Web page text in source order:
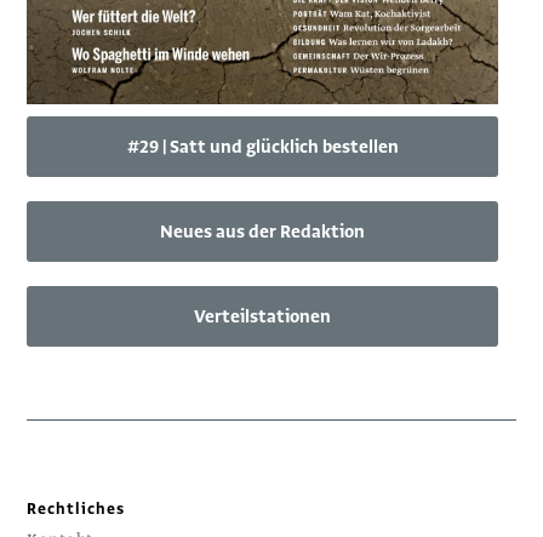
#29 | Satt und glücklich bestellen
Neues aus der Redaktion
Verteilstationen
Rechtliches